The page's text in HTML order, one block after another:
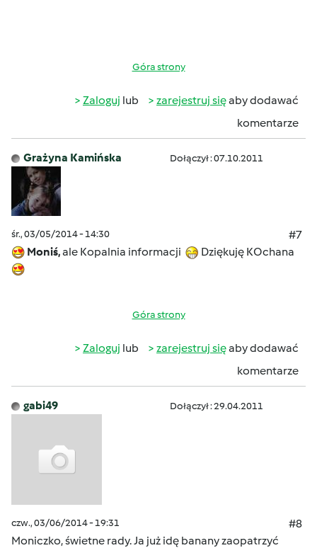
Góra strony
Zaloguj lub zarejestruj sięaby dodawać
komentarze
Grażyna Kamińska Dołączył : 07.10.2011
śr., 03/05/2014 - 14:30
#7
Moniś,ale Kopalnia informacji Dziękuję KOchana
Góra strony
Zaloguj lub zarejestruj sięaby dodawać
komentarze
gabi49 Dołączył : 29.04.2011
czw., 03/06/2014 - 19:31
#8
Moniczko, świetne rady. Ja już idę banany zaopatrzyć